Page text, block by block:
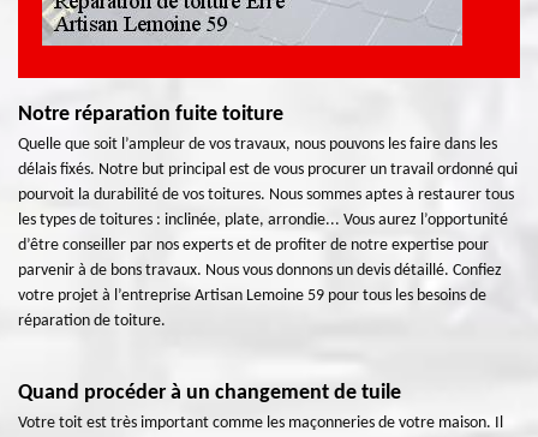
Notre réparation fuite toiture
Quelle que soit l’ampleur de vos travaux, nous pouvons les faire dans les
délais fixés. Notre but principal est de vous procurer un travail ordonné qui
pourvoit la durabilité de vos toitures. Nous sommes aptes à restaurer tous
les types de toitures : inclinée, plate, arrondie... Vous aurez l’opportunité
d’être conseiller par nos experts et de profiter de notre expertise pour
parvenir à de bons travaux. Nous vous donnons un devis détaillé. Confiez
votre projet à l’entreprise Artisan Lemoine 59 pour tous les besoins de
réparation de toiture.
Quand procéder à un changement de tuile
Votre toit est très important comme les maçonneries de votre maison. Il